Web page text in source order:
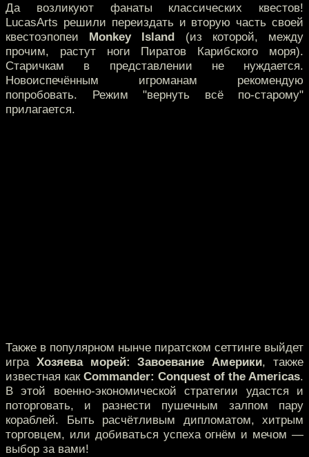
Да возликуют фанаты классических квестов!
LucasArts решили переиздать и вторую часть своей
квестоэпопеи Monkey Island (из которой, между
прочим, растут ноги Пиратов Карибского моря).
Старичкам в представлении не нуждается.
Новоиспечённым игроманам рекомендую
попробовать. Режим "вернуть всё по-старому"
прилагается.
Также в популярном нынче пиратском сеттинге выйдет
игра Хозяева морей: Завоевание Америки, также
известная как Commander: Conquest of the Americas.
В этой военно-экономической стратегии удастся и
поторговать, и разнести пушечным залпом пару
кораблей. Быть расчётливым дипломатом, хитрым
торговцем, или добиваться успеха огнём и мечом —
выбор за вами!